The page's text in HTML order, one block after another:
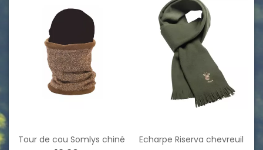
Tour de cou Somlys chiné
Echarpe Riserva chevreuil